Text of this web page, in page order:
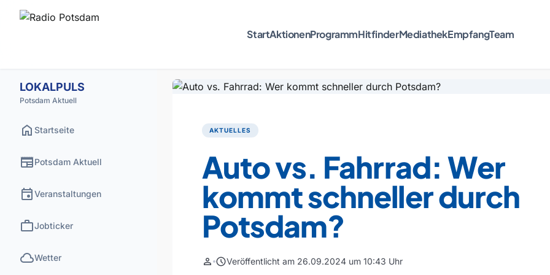
StartAktionenProgrammHitfinderMediathekEmpfangTeam
LOKALPULS
Potsdam Aktuell
home Startseite
newspaperPotsdam Aktuell
eventVeranstaltungen
workJobticker
cloudWetter
AKTUELLES
Auto vs. Fahrrad: Wer
kommt schneller durch
Potsdam?
person scheduleVeröffentlicht am 26.09.2024 um 10:43 Uhr